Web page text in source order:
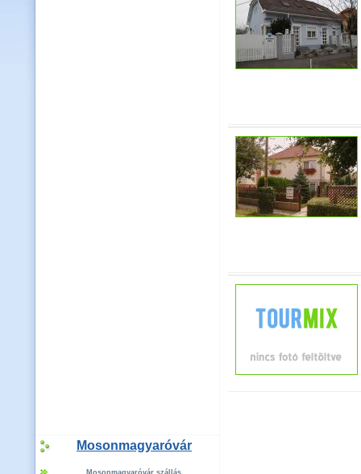
Mosonmagyaróvár
Mosonmagyaróvár szállás